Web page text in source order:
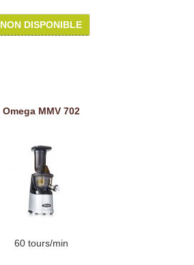
NON DISPONIBLE
Omega MMV 702
60 tours/min